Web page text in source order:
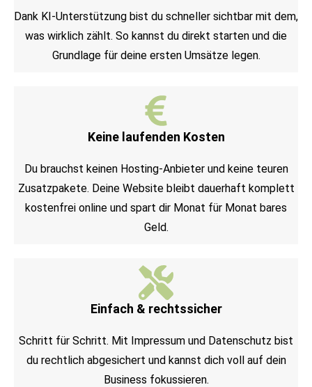
Dank KI-Unterstützung bist du schneller sichtbar mit dem,
was wirklich zählt. So kannst du direkt starten und die
Grundlage für deine ersten Umsätze legen.
Keine laufenden Kosten
Du brauchst keinen Hosting-Anbieter und keine teuren
Zusatzpakete. Deine Website bleibt dauerhaft komplett
kostenfrei online und spart dir Monat für Monat bares
Geld.
Einfach & rechtssicher
Schritt für Schritt. Mit Impressum und Datenschutz bist
du rechtlich abgesichert und kannst dich voll auf dein
Business fokussieren.